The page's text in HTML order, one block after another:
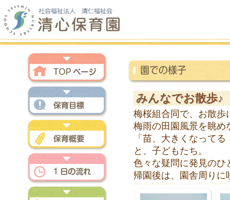
トップページ
保育方針
保育概要
一日の流れ
みんなでお散歩♪
梅桜組合同で、お散歩
梅雨の田園風景を眺め
「苗、大きくなって
と、子どもたち。
色々な疑問に発見のひ
帰園後は、園舎周り